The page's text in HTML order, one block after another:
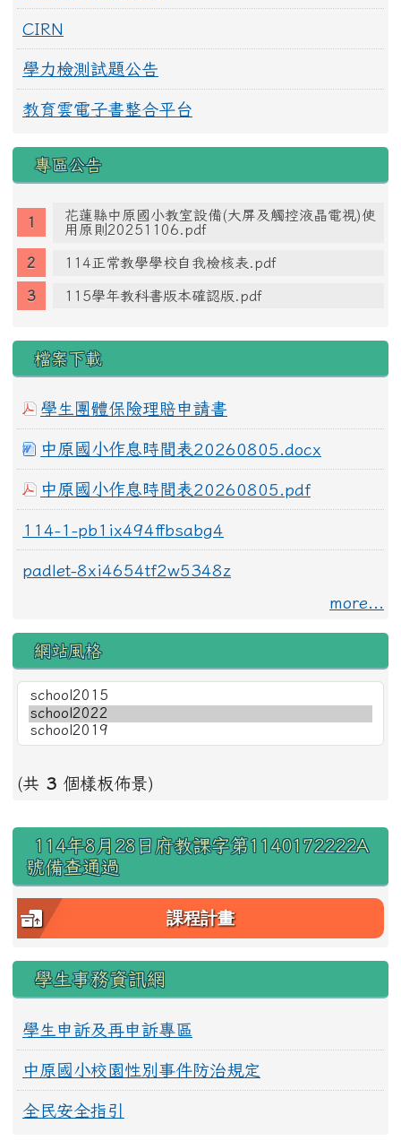
CIRN
學力檢測試題公告
教育雲電子書整合平台
專區公告
花蓮縣中原國小教室設備(大屏及觸控液晶電視)使
用原則20251106.pdf
114正常教學學校自我檢核表.pdf
115學年教科書版本確認版.pdf
檔案下載
學生團體保險理賠申請書
中原國小作息時間表20260805.docx
中原國小作息時間表20260805.pdf
114-1-pb1ix494ffbsabg4
padlet-8xi4654tf2w5348z
more...
網站風格
(共 3 個樣板佈景)
右邊區域內容
114年8月28日府教課字第1140172222A
號備查通過
課程計畫
學生事務資訊網
學生申訴及再申訴專區
中原國小校園性別事件防治規定
全民安全指引